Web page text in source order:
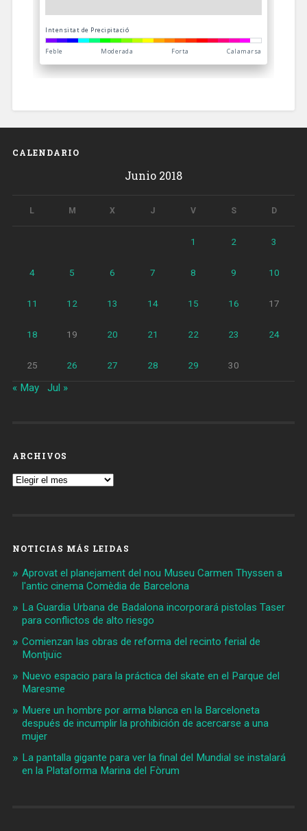
CALENDARIO
Junio 2018
L M X J V S D
1 2 3
4 5 6 7 8 9 10
11 12 13 14 15 16 17
18 19 20 21 22 23 24
25 26 27 28 29 30
« May Jul »
ARCHIVOS
Archivos
NOTICIAS MÁS LEIDAS
Aprovat el planejament del nou Museu Carmen Thyssen a
l'antic cinema Comèdia de Barcelona
La Guardia Urbana de Badalona incorporará pistolas Taser
para conflictos de alto riesgo
Comienzan las obras de reforma del recinto ferial de
Montjuïc
Nuevo espacio para la práctica del skate en el Parque del
Maresme
Muere un hombre por arma blanca en la Barceloneta
después de incumplir la prohibición de acercarse a una
mujer
La pantalla gigante para ver la final del Mundial se instalará
en la Plataforma Marina del Fòrum